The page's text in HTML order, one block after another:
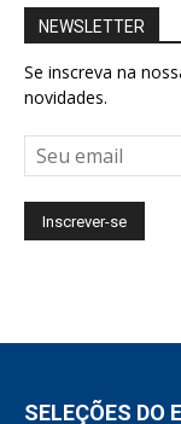
NEWSLETTER
Se inscreva na
novidades.
SELEÇÕES DO